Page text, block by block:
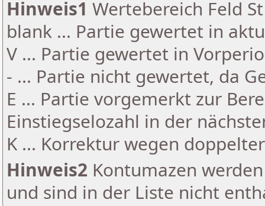
Hinweis1 Wertebereich Feld
blank ... Partie gewertet in
V ... Partie gewertet in
- ... Partie nicht gewertet, da
E ... Partie vorgemerkt zur
Einstiegselozahl in der
K ... Korrektur wegen
Hinweis2 Kontumazen
und sind in der Liste nicht